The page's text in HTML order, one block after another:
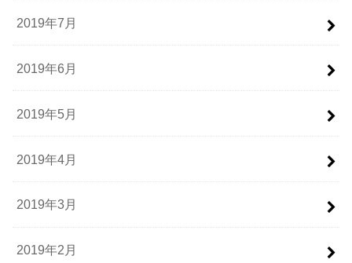
2019年7月
2019年6月
2019年5月
2019年4月
2019年3月
2019年2月